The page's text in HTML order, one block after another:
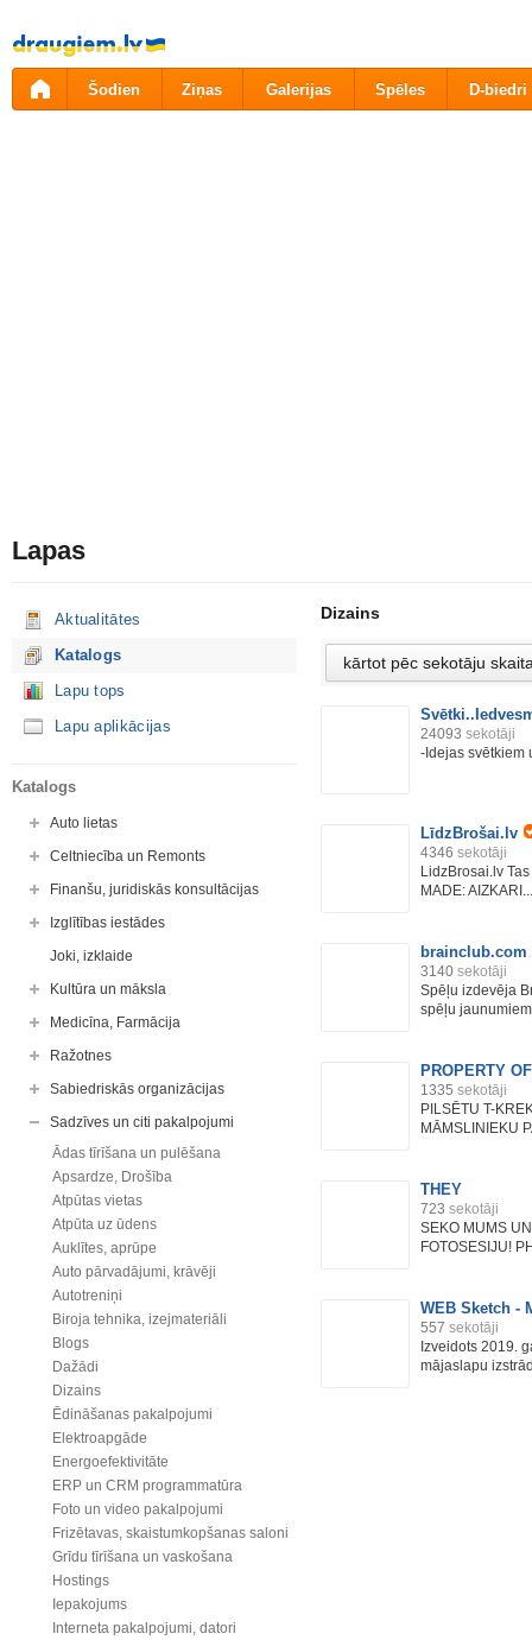
Pāriet
uz
saturu
Šodien Ziņas Galerijas Spēles D-biedri
Lapas
Aktualitātes
Katalogs
Lapu tops
Lapu aplikācijas
Katalogs
Auto lietas
Celtniecība un Remonts
Finanšu, juridiskās konsultācijas
Izglītības iestādes
Joki, izklaide
Kultūra un māksla
Medicīna, Farmācija
Ražotnes
Sabiedriskās organizācijas
Sadzīves un citi pakalpojumi
Ādas tīrīšana un pulēšana
Apsardze, Drošība
Atpūtas vietas
Atpūta uz ūdens
Auklītes, aprūpe
Auto pārvadājumi, krāvēji
Autotreniņi
Biroja tehnika, izejmateriāli
Blogs
Dažādi
Dizains
Ēdināšanas pakalpojumi
Elektroapgāde
Energoefektivitāte
ERP un CRM programmatūra
Foto un video pakalpojumi
Frizētavas, skaistumkopšanas saloni
Grīdu tīrīšana un vaskošana
Hostings
Iepakojums
Interneta pakalpojumi, datori
Dizains
24093 sekotāji
-Idejas svētkiem
LīdzBrošai.lv
4346 sekotāji
LidzBrosai.lv
MADE: AIZKARI...
brainclub.com
3140 sekotāji
Spēļu izdevēja
spēļu
PROPERTY
1335 sekotāji
PILSĒTU T-
MĀMSLINIEKU
THEY
723 sekotāji
SEKO MUMS
FOTOSESIJU!
WEB Sketch -
557 sekotāji
Izveidots 2019.
mājaslapu